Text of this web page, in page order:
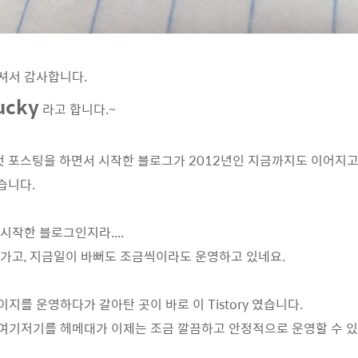
서 감사합니다.
라고 합니다.~
스팅을 하면서 시작한 블로그가 2012년인 지금까지도 이어지
니다.
작한 블로그인지라....
고, 지금일이 바뻐도 조금씩이라도 운영하고 있네요.
지를 운영하다가 갈아탄 곳이 바로 이 Tistory 였습니다.
기저기를 헤메대가 이제는 조금 깔끔하고 안정적으로 운영할 수